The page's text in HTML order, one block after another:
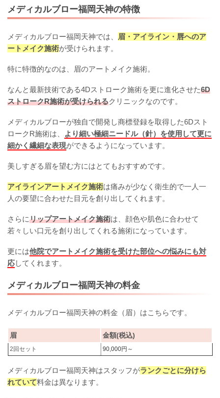
メディカルブロー福岡天神の特徴
メディカルブロー福岡天神では、
眉・アイライン・唇へのア
ートメイク施術が受けられます。
特に特徴的なのは、眉のアートメイク施術。
なんと最新技術である4Dストローク施術を更に進化させた6D
ストロークR施術が受けられるクリニックなのです。
メディカルブローが独自で開発し商標登録を取得した6Dスト
ロークR施術は、
より細い極細ニードル（針）を使用して更に
細かく繊細な表現ができるようになっています。
美しすぎる眉を望む方にはとてもおすすめです。
アイラインアートメイク施術は痛みが少なく衛生的で一人一
人の要望に合わせた目元を創り出してくれます。
さらにリップアートメイク施術は、顔色や肌色に合わせて
若々しい口元を創り出してくれる施術になっています。
更には他院でアートメイク施術を受けた部位への悩みにも対
応してくれます。
メディカルブロー福岡天神の料金
メディカルブロー福岡天神の料金（眉）はこちらです。
眉 金額(税込)
2回セット 90,000円～
メディカルブロー福岡天神はスタッフがランクごとに分けら
れていて料金は異なります。